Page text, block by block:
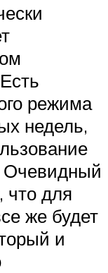
режима
недель,
Очевидный
что для
же будет
и